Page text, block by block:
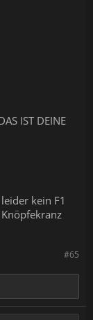
IST DEINE
kein F1
#65